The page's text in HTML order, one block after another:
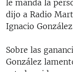
le manda la
dijo a Radio
Ignacio
Sobre las
González